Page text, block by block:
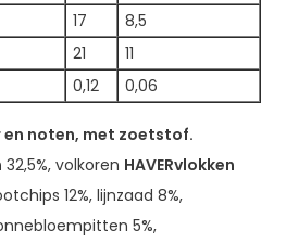
17
8,5
21
11
0,12 0,06
en noten, met zoetstof.
32,5%, volkoren HAVERvlokken
12%, lijnzaad 8%,
5%,